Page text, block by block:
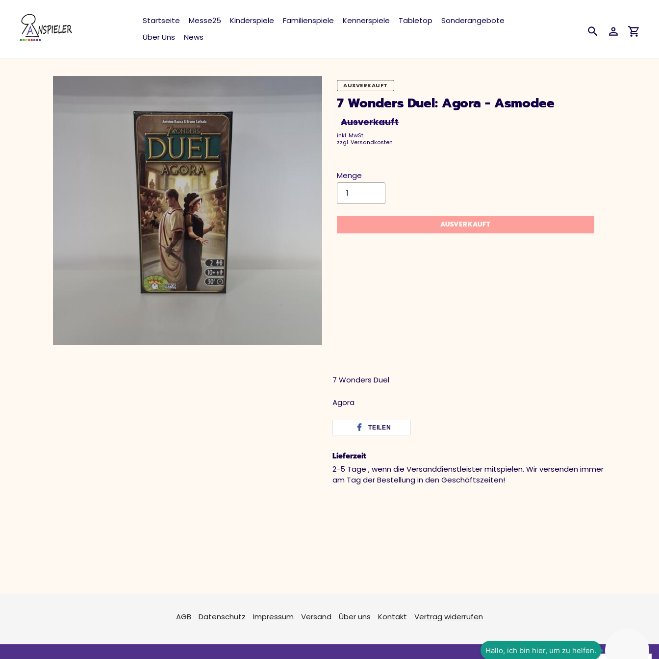
Startseite Messe25 Kinderspiele Familienspiele Kennerspiele Tabletop
Sonderangebote
Über Uns
News SuchenEinloggen
AUSVERKAUFT
7 Wonders Duel: Agora - Asmodee
Ausverkauft
inkl. MwSt.
zzgl.Versandkosten
Menge
AUSVERKAUFT
7 Wonders Duel
Agora
TEILEN
Lieferzeit
2-5 Tage , wenn die Versanddienstleister mitspielen. Wir versenden immer
am Tag der Bestellung in den Geschäftszeiten!
AGB Datenschutz Impressum Versand Über uns Kontakt Vertrag widerrufen